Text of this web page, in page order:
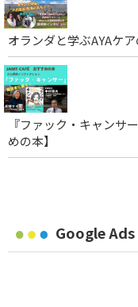
オランダと学ぶAYAケ
『ファック・キャンサ
めの本】
Google Ads